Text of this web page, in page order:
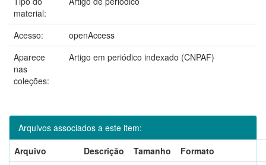
material:
Acesso:
openAccess
Aparece
nas
coleções:
Artigo em periódico indexado (CNPAF)
Arquivos associados a este item:
Arquivo
Descrição Tamanho
Formato